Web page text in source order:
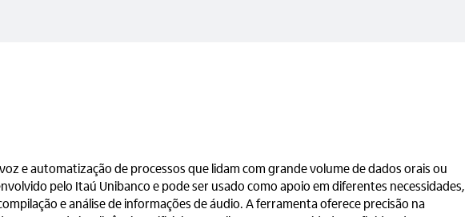
e automatização de processos que lidam com grande volume de dados orais ou
pelo Itaú Unibanco e pode ser usado como apoio em diferentes necessidades,
e análise de informações de áudio. A ferramenta oferece precisão na